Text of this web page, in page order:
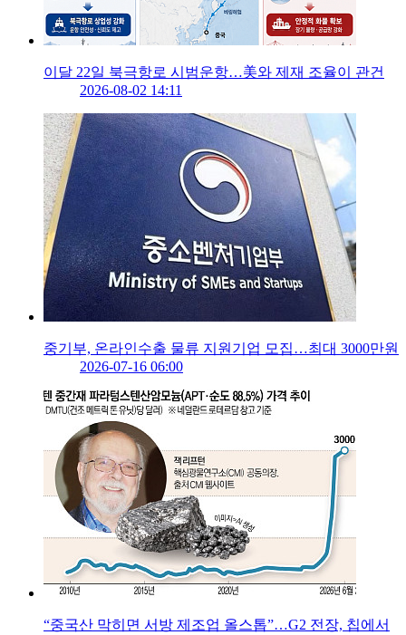
이달 22일 북극항로 시범운항…美와 제재 조율이 관건
2026-08-02 14:11
중기부, 온라인수출 물류 지원기업 모집…최대 3000만원
2026-07-16 06:00
“중국산 막히면 서방 제조업 올스톱”…G2 전장, 칩에서